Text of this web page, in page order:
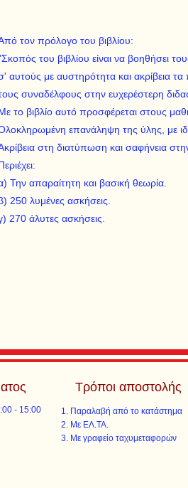
τον πρόλογο του βιβλίου:
του βιβλίου είναι να βοηθήσει
αυτούς με αυστηρότητα και ακρίβεια τα
συναδέλφους στην ευχερέστερη
το βιβλίο αυτό προσφέρεται στους
επανάληψη της ύλης, με
στη διατύπωση και σαφήνεια
Την απαραίτητη και βασική θεωρία.
250 λυμένες ασκήσεις.
270 άλυτες ασκήσεις.
- 15:00
Τρόποι αποστολής
Παραλαβή από το κατάστημα
Με ΕΛ.ΤΑ.​​
Με γραφείο ταχυμεταφορών​